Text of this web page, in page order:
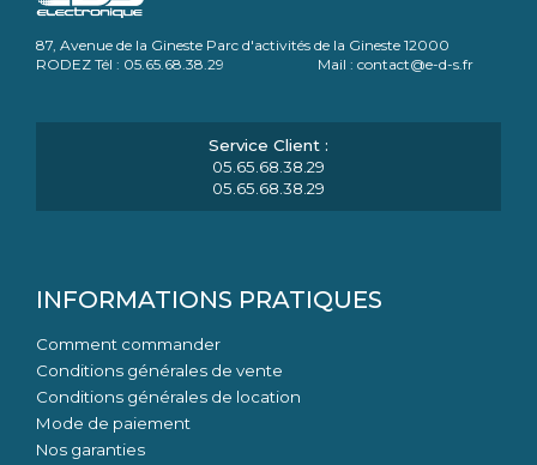
87, Avenue de la Gineste Parc d'activités de la Gineste 12000
RODEZ Tél : 05.65.68.38.29 Mail : contact@e-d-s.fr
05.65.68.38.29
05.65.68.38.29
INFORMATIONS PRATIQUES
Comment commander
Conditions générales de vente
Conditions générales de location
Mode de paiement
Nos garanties